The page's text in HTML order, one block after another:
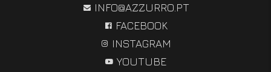
INFO@AZZURRO.PT
FACEBOOK
INSTAGRAM
YOUTUBE